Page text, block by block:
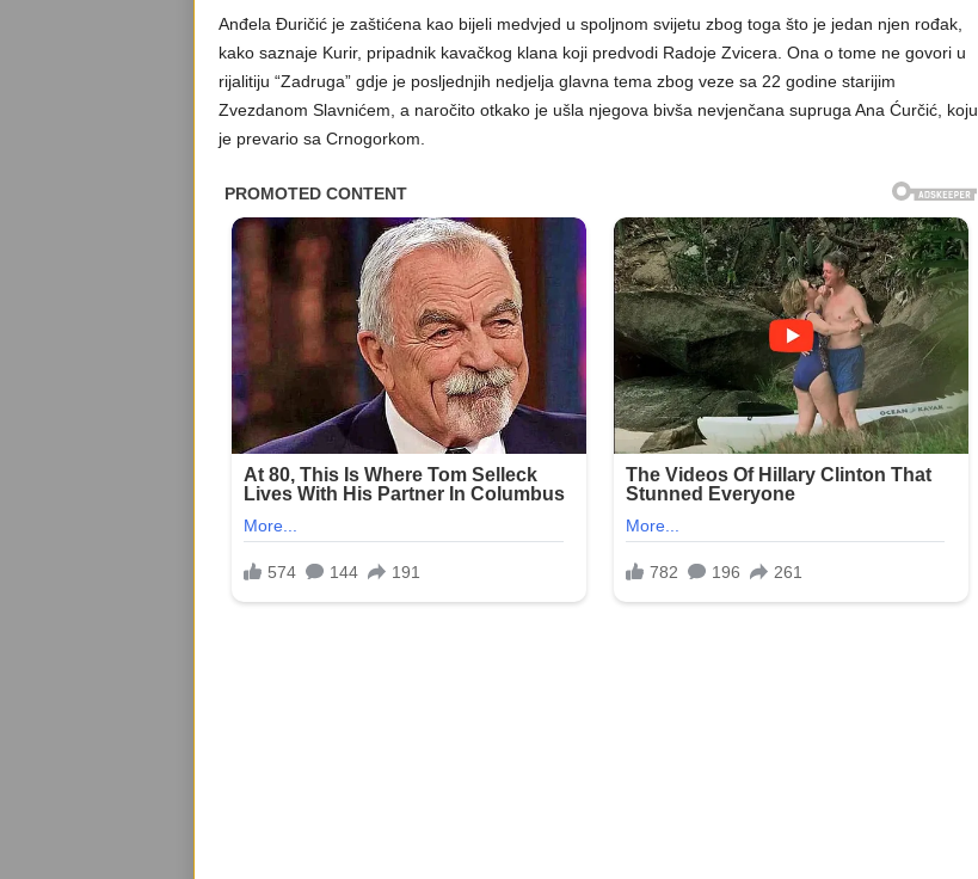
Anđela Đuričić je zaštićena kao bijeli medvjed u spoljnom svijetu zbog toga što je jedan njen rođak,
kako saznaje Kurir, pripadnik kavačkog klana koji predvodi Radoje Zvicera. Ona o tome ne govori u
rijalitiju “Zadruga” gdje je posljednjih nedjelja glavna tema zbog veze sa 22 godine starijim
Zvezdanom Slavnićem, a naročito otkako je ušla njegova bivša nevjenčana supruga Ana Ćurčić, koju
je prevario sa Crnogorkom.